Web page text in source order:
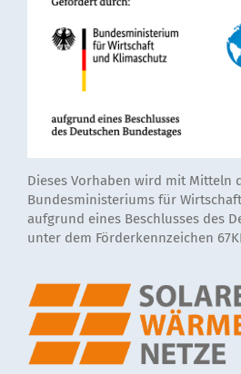
Dieses Vorhaben wird mit Mitteln
Bundesministeriums für
aufgrund eines Beschlusses des
unter dem Förderkennzeichen